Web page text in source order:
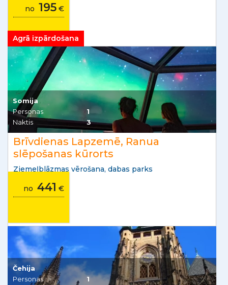
no 195 €
Agrā izpārdošana
Somija
Personas
1
Naktis
3
Brīvdienas Lapzemē, Ranua
slēpošanas kūrorts
Ziemeļblāzmas vērošana, dabas parks
no 441 €
Čehija
Personas
1